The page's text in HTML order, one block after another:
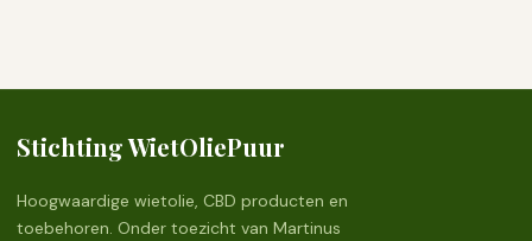
Stichting WietOliePuur
Hoogwaardige wietolie, CBD producten en
toebehoren. Onder toezicht van Martinus